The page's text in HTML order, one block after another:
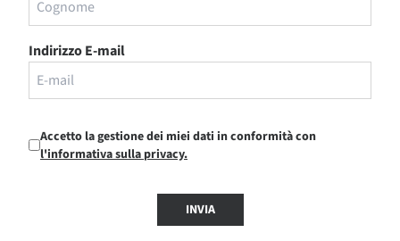
Indirizzo E-mail
Accetto la gestione dei miei dati in conformità con
l'informativa sulla privacy.
INVIA